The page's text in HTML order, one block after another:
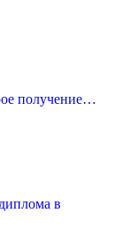
получение…
в